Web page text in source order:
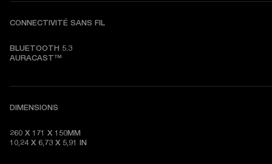
CONNECTIVITÉ SANS FIL
BLUETOOTH 5.3
AURACAST™
DIMENSIONS
260 X 171 X 150MM
10,24 X 6,73 X 5,91 IN